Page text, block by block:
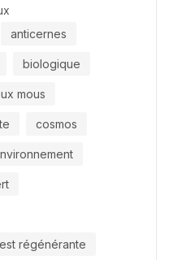
anticernes
biologique
mous
cosmos
régénérante